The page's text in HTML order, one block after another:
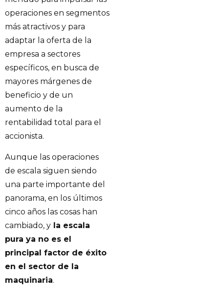
operaciones en segmentos
más atractivos y para
adaptar la oferta de la
empresa a sectores
específicos, en busca de
mayores márgenes de
beneficio y de un
aumento de la
rentabilidad total para el
accionista.
Aunque las operaciones
de escala siguen siendo
una parte importante del
panorama, en los últimos
cinco años las cosas han
cambiado, y la escala
pura ya no es el
principal factor de éxito
en el sector de la
maquinaria.